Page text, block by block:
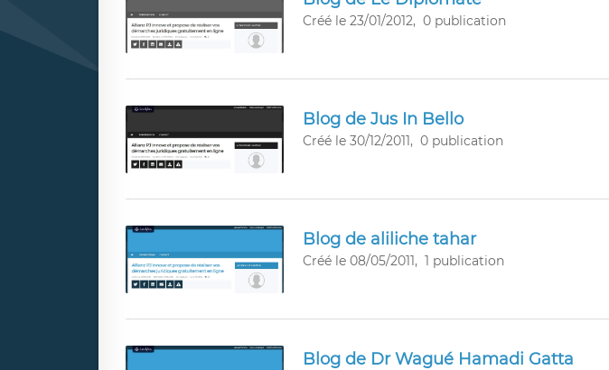
Créé le 23/01/2012, 0 publication
Blog de Jus In Bello
Créé le 30/12/2011, 0 publication
Blog de aliliche tahar
Créé le 08/05/2011, 1 publication
Blog de Dr Wagué Hamadi Gatta